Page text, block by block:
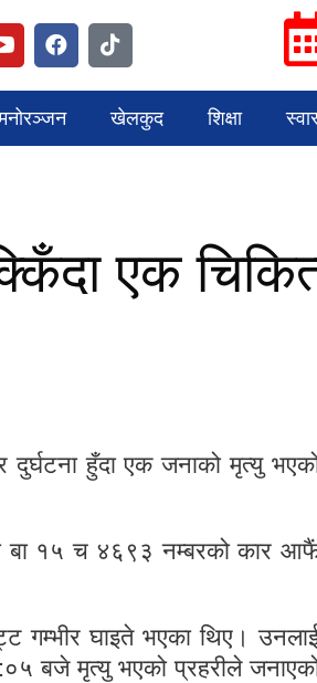
खेलकुद शिक्षा
एक
दुर्घटना हुँदा एक जनाको मृत्यु
बा १५ च ४६९३ नम्बरको कार
गम्भीर घाइते भएका थिए।
बजे मृत्यु भएको प्रहरीले